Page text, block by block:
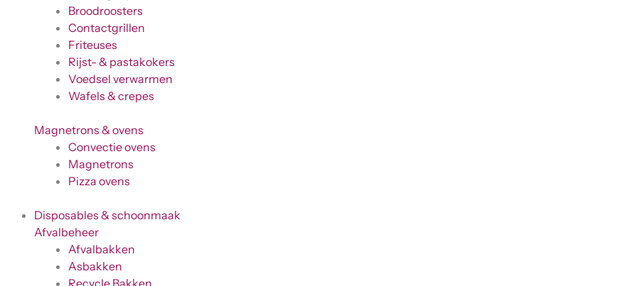
Broodroosters
Contactgrillen
Friteuses
Rijst- & pastakokers
Voedsel verwarmen
Wafels & crepes
Magnetrons & ovens
Convectie ovens
Magnetrons
Pizza ovens
Disposables & schoonmaak
Afvalbeheer
Afvalbakken
Asbakken
Recycle Bakken